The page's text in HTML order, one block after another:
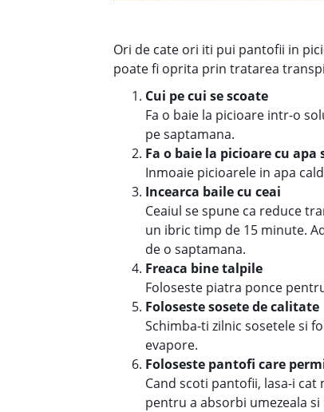
Ori de cate ori iti pui pantofii in
poate fi oprita prin tratarea
Cui pe cui se scoate
Fa o baie la picioare intr-o
pe saptamana.
Fa o baie la picioare cu apa
Inmoaie picioarele in apa
Incearca baile cu ceai
Ceaiul se spune ca reduce
un ibric timp de 15 minute.
de o saptamana.
Freaca bine talpile
Foloseste piatra ponce
Foloseste sosete de calitate
Schimba-ti zilnic sosetele si
evapore.
Foloseste pantofi care
Cand scoti pantofii, lasa-i
pentru a absorbi umezeala